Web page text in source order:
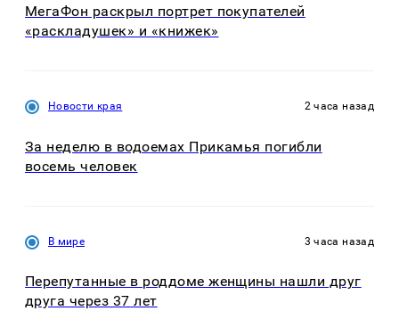
МегаФон раскрыл портрет покупателей
«раскладушек» и «книжек»
Новости края 2 часа назад
За неделю в водоемах Прикамья погибли
восемь человек
В мире 3 часа назад
Перепутанные в роддоме женщины нашли друг
друга через 37 лет